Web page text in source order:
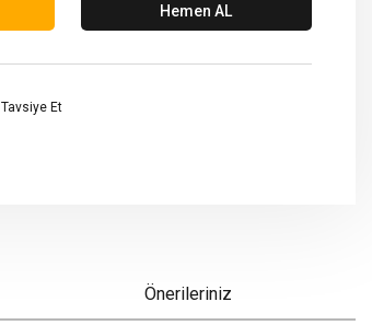
Hemen AL
Tavsiye Et
Önerileriniz